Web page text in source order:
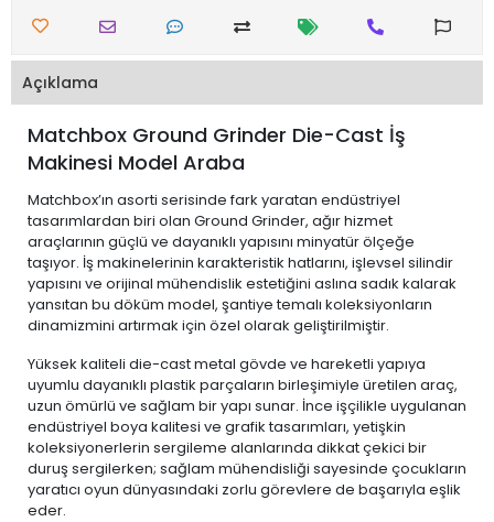
Açıklama
Matchbox Ground Grinder Die-Cast İş
Makinesi Model Araba
Matchbox’ın asorti serisinde fark yaratan endüstriyel
tasarımlardan biri olan Ground Grinder, ağır hizmet
araçlarının güçlü ve dayanıklı yapısını minyatür ölçeğe
taşıyor. İş makinelerinin karakteristik hatlarını, işlevsel silindir
yapısını ve orijinal mühendislik estetiğini aslına sadık kalarak
yansıtan bu döküm model, şantiye temalı koleksiyonların
dinamizmini artırmak için özel olarak geliştirilmiştir.
Yüksek kaliteli die-cast metal gövde ve hareketli yapıya
uyumlu dayanıklı plastik parçaların birleşimiyle üretilen araç,
uzun ömürlü ve sağlam bir yapı sunar. İnce işçilikle uygulanan
endüstriyel boya kalitesi ve grafik tasarımları, yetişkin
koleksiyonerlerin sergileme alanlarında dikkat çekici bir
duruş sergilerken; sağlam mühendisliği sayesinde çocukların
yaratıcı oyun dünyasındaki zorlu görevlere de başarıyla eşlik
eder.